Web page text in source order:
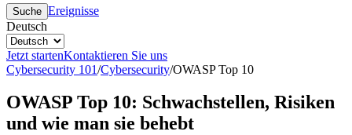
Suche Ereignisse
Deutsch
Jetzt startenKontaktieren Sie uns
Cybersecurity 101/Cybersecurity/OWASP Top 10
OWASP Top 10: Schwachstellen, Risiken
und wie man sie behebt